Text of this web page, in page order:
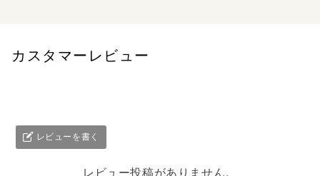
れて、神秘法院本部を目指す。「一年ぶ...
カスタマーレビュー
レビューを書く
レビュー投稿がありません。